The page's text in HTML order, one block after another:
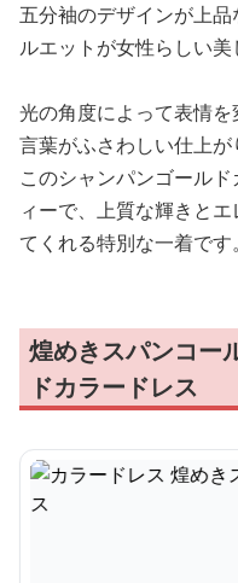
五分袖のデザインが上
ルエットが女性らしい美
光の角度によって表情
言葉がふさわしい仕上が
このシャンパンゴール
ィーで、上質な輝きと
てくれる特別な一着です。
煌めきスパンコー
ドカラードレス